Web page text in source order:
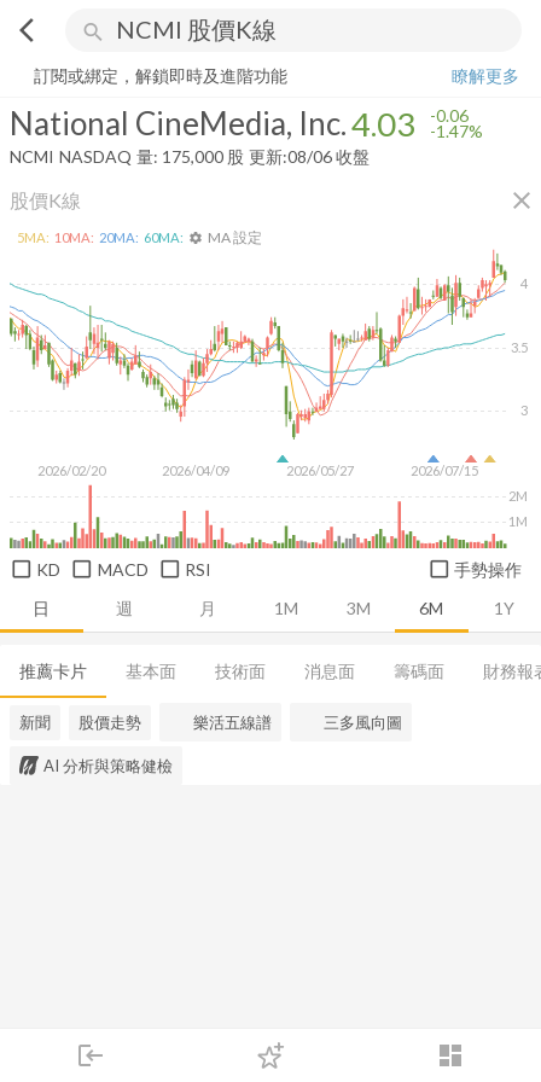
arrow_back_ios search
login dashboard
下單
National CineMedia, Inc. 4.03 -1.47%
訂閱或綁定，解鎖即時及進階功能
瞭解更多
National CineMedia, Inc.4.03 -0.06
-1.47%
NCMI NASDAQ 量: 175,000 股 更新:08/06 收盤
股價K線 close
日 週 月 1M 3M 6M 1Y
2026/02/20 2026/04/09 2026/05/27 2026/07/15
3
3.5
4
1M
2M
5MA: 10MA: 20MA: 60MA: settings MA 設定
KD MACD RSI 手勢操作
推薦卡片 基本面 技術面 消息面 籌碼面 財務報
新聞 股價走勢 樂活五線譜 三多風向圖
AI 分析與策略健檢